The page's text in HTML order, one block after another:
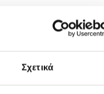
Σχετικά
Ferm